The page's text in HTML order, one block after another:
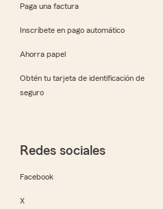
Paga una factura
Inscríbete en pago automático
Ahorra papel
Obtén tu tarjeta de identificación de
seguro
Redes sociales
Facebook
X